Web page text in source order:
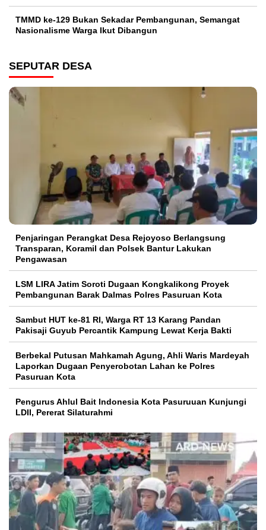
TMMD ke-129 Bukan Sekadar Pembangunan, Semangat
Nasionalisme Warga Ikut Dibangun
SEPUTAR DESA
Penjaringan Perangkat Desa Rejoyoso Berlangsung
Transparan, Koramil dan Polsek Bantur Lakukan
Pengawasan
LSM LIRA Jatim Soroti Dugaan Kongkalikong Proyek
Pembangunan Barak Dalmas Polres Pasuruan Kota
Sambut HUT ke-81 RI, Warga RT 13 Karang Pandan
Pakisaji Guyub Percantik Kampung Lewat Kerja Bakti
Berbekal Putusan Mahkamah Agung, Ahli Waris Mardeyah
Laporkan Dugaan Penyerobotan Lahan ke Polres
Pasuruan Kota
Pengurus Ahlul Bait Indonesia Kota Pasuruuan Kunjungi
LDII, Pererat Silaturahmi